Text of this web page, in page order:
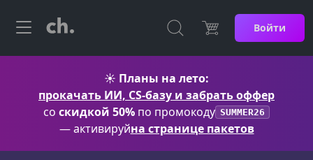
Войти
☀️ Планы на лето:
прокачать ИИ, CS-базу и забрать оффер
со скидкой 50% по промокоду SUMMER26
— активируйна странице пакетов